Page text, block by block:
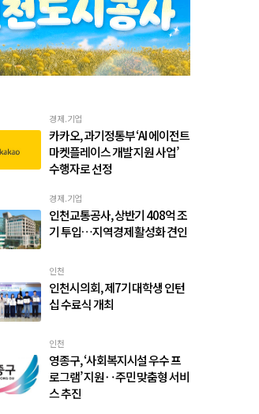
경제.기업
카카오, 과기정통부 ‘AI 에이전트
마켓플레이스 개발 지원 사업’
수행자로 선정
경제.기업
인천교통공사, 상반기 408억 조
기 투입…지역경제 활성화 견인
인천
인천시의회, 제7기 대학생 인턴
십 수료식 개최
인천
영종구, ‘사회복지시설 우수 프
로그램’ 지원‥주민 맞춤형 서비
스 추진